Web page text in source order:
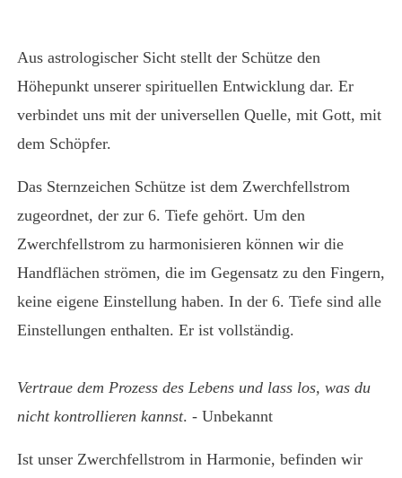
Aus astrologischer Sicht stellt der Schütze den
Höhepunkt unserer spirituellen Entwicklung dar. Er
verbindet uns mit der universellen Quelle, mit Gott, mit
dem Schöpfer.
Das Sternzeichen Schütze ist dem Zwerchfellstrom
zugeordnet, der zur 6. Tiefe gehört. Um den
Zwerchfellstrom zu harmonisieren können wir die
Handflächen strömen, die im Gegensatz zu den Fingern,
keine eigene Einstellung haben. In der 6. Tiefe sind alle
Einstellungen enthalten. Er ist vollständig.
Vertraue dem Prozess des Lebens und lass los, was du
nicht kontrollieren kannst. - Unbekannt
Ist unser Zwerchfellstrom in Harmonie, befinden wir